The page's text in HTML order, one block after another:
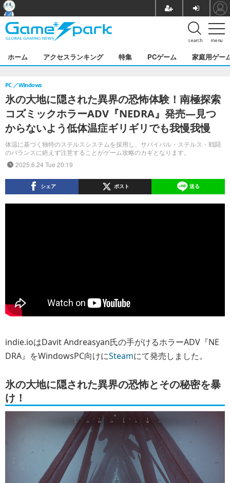
menu
search
ホーム アクセスランキング 特集 PCゲーム 家庭用ゲー
氷の大地に隠された異界の恐怖体験！南極探索
コズミックホラーADV『NEDRA』発売―見つ
からないよう低体温症ギリギリでも我慢我慢
体温に基づく独特のステルスシステムを採用し、サバイバル・ステルス・戦闘
のバランスに絶えず注意することがゲーム攻略のカギとなります。
PC Windows
2025.6.24 Tue 20:19
シェア ポスト 送る
indie.ioはDavit Andreasyan氏の手がけるホラーADV『NE
DRA』をWindowsPC向けにSteamにて発売しました。
氷の大地に隠された異界の恐怖とその秘密を暴
け！